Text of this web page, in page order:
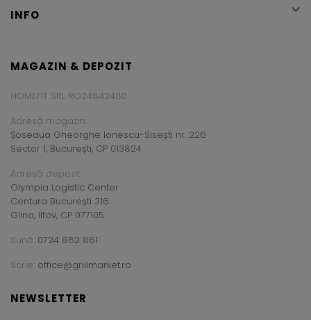
INFO 
MAGAZIN & DEPOZIT
HOMEFIT SRL RO24842480
Adresă magazin:
Șoseaua Gheorghe Ionescu-Sisești nr. 226
Sector 1, București, CP 013824
Adresă depozit:
Olympia Logistic Center
Centura București 316
Glina, Ilfov, CP 077105
Sună: 0724 862 861
Scrie: office@grillmarket.ro
NEWSLETTER